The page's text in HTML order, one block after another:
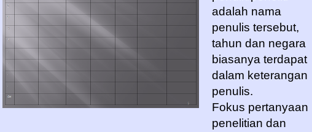
adalah nama
penulis tersebut,
tahun dan negara
biasanya terdapat
dalam keterangan
penulis.
Fokus pertanyaan
penelitian dan